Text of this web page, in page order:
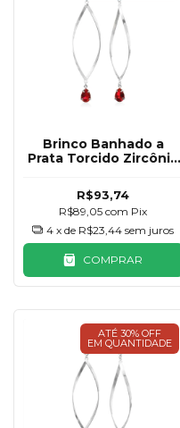
Brinco Banhado a
Prata Torcido Zircônia
R$93,74
R$89,05com Pix
4 x de R$23,44 sem juros
COMPRAR
ATÉ 30% OFF
EM QUANTIDADE